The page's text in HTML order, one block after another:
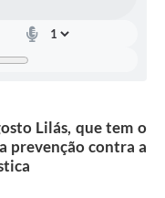
Lilás, que tem o
prevenção contra a